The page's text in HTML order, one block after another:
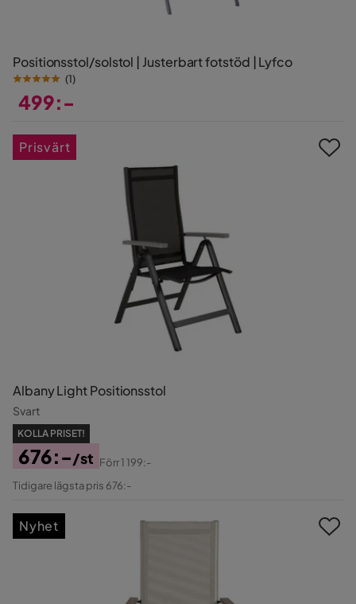
Positionsstol/solstol | Justerbart fotstöd | Lyfco
(1)
499:-
Albany Light Positionsstol
Svart
KOLLA PRISET!
Pris
676:-/st
Original
Förr1 199:-
Tidigare lägsta pris 676:-
Prisvärt
Nyhet